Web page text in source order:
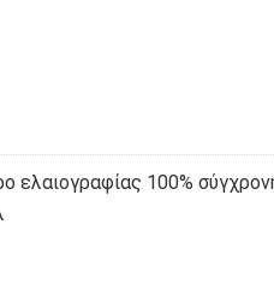
ελαιογραφίας 100%